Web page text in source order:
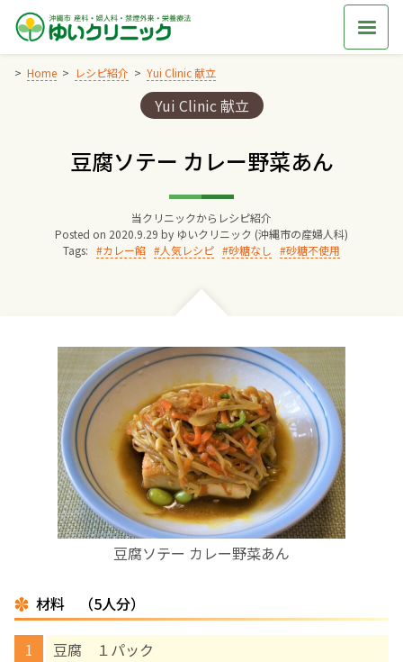
Skip
content
Home レシピ紹介 Yui Clinic 献立
Categories:
Yui Clinic 献立
豆腐ソテー カレー野菜あん
当クリニックからレシピ紹介
Posted on 2020.9.29 by ゆいクリニック (沖縄市の産婦人科)
Tags:
カレー餡 人気レシピ 砂糖なし 砂糖不使用
豆腐ソテー カレー野菜あん
材料 （5人分）
豆腐 １パック
院長からのごあいさつ
妊婦健診
お産について
親と子の結びつき支援
母乳育児
その他の診療内容